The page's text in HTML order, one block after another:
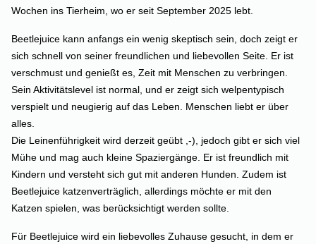
Wochen ins Tierheim, wo er seit September 2025 lebt.
Beetlejuice kann anfangs ein wenig skeptisch sein, doch zeigt er
sich schnell von seiner freundlichen und liebevollen Seite. Er ist
verschmust und genießt es, Zeit mit Menschen zu verbringen.
Sein Aktivitätslevel ist normal, und er zeigt sich welpentypisch
verspielt und neugierig auf das Leben. Menschen liebt er über
alles.
Die Leinenführigkeit wird derzeit geübt ,-), jedoch gibt er sich viel
Mühe und mag auch kleine Spaziergänge. Er ist freundlich mit
Kindern und versteht sich gut mit anderen Hunden. Zudem ist
Beetlejuice katzenverträglich, allerdings möchte er mit den
Katzen spielen, was berücksichtigt werden sollte.
Für Beetlejuice wird ein liebevolles Zuhause gesucht, in dem er